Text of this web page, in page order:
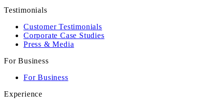
Testimonials
Customer Testimonials
Corporate Case Studies
Press & Media
For Business
For Business
Experience